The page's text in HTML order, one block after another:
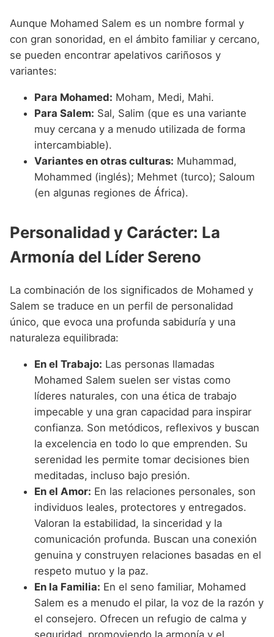
Aunque Mohamed Salem es un nombre formal y
con gran sonoridad, en el ámbito familiar y cercano,
se pueden encontrar apelativos cariñosos y
variantes:
Para Mohamed: Moham, Medi, Mahi.
Para Salem: Sal, Salim (que es una variante
muy cercana y a menudo utilizada de forma
intercambiable).
Variantes en otras culturas: Muhammad,
Mohammed (inglés); Mehmet (turco); Saloum
(en algunas regiones de África).
Personalidad y Carácter: La
Armonía del Líder Sereno
La combinación de los significados de Mohamed y
Salem se traduce en un perfil de personalidad
único, que evoca una profunda sabiduría y una
naturaleza equilibrada:
En el Trabajo: Las personas llamadas
Mohamed Salem suelen ser vistas como
líderes naturales, con una ética de trabajo
impecable y una gran capacidad para inspirar
confianza. Son metódicos, reflexivos y buscan
la excelencia en todo lo que emprenden. Su
serenidad les permite tomar decisiones bien
meditadas, incluso bajo presión.
En el Amor: En las relaciones personales, son
individuos leales, protectores y entregados.
Valoran la estabilidad, la sinceridad y la
comunicación profunda. Buscan una conexión
genuina y construyen relaciones basadas en el
respeto mutuo y la paz.
En la Familia: En el seno familiar, Mohamed
Salem es a menudo el pilar, la voz de la razón y
el consejero. Ofrecen un refugio de calma y
seguridad, promoviendo la armonía y el